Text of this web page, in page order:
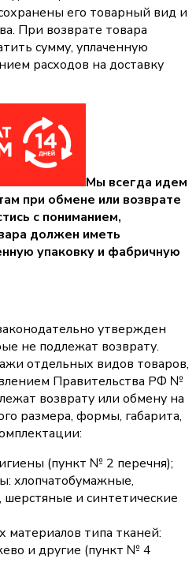
его товарный вид и
При возврате товара
сумму, уплаченную
расходов на доставку
Мы всегда идем
при обмене или возврате
с пониманием,
должен иметь
упаковку и фабричную
утвержден
не подлежат возврату.
отдельных видов товаров,
Правительства РФ №
возврату или обмену на
размера, формы, габарита,
(пункт № 2 перечня);
хлопчатобумажные,
и синтетические
материалов типа тканей:
и другие (пункт № 4